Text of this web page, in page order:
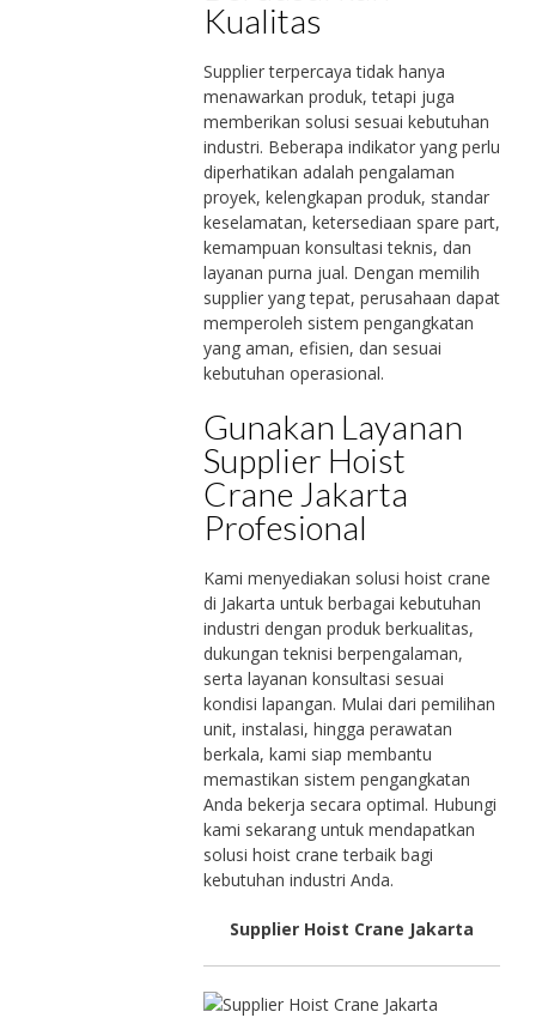
Kualitas
Supplier terpercaya tidak hanya
menawarkan produk, tetapi juga
memberikan solusi sesuai kebutuhan
industri. Beberapa indikator yang perlu
diperhatikan adalah pengalaman
proyek, kelengkapan produk, standar
keselamatan, ketersediaan spare part,
kemampuan konsultasi teknis, dan
layanan purna jual. Dengan memilih
supplier yang tepat, perusahaan dapat
memperoleh sistem pengangkatan
yang aman, efisien, dan sesuai
kebutuhan operasional.
Gunakan Layanan
Supplier Hoist
Crane Jakarta
Profesional
Kami menyediakan solusi hoist crane
di Jakarta untuk berbagai kebutuhan
industri dengan produk berkualitas,
dukungan teknisi berpengalaman,
serta layanan konsultasi sesuai
kondisi lapangan. Mulai dari pemilihan
unit, instalasi, hingga perawatan
berkala, kami siap membantu
memastikan sistem pengangkatan
Anda bekerja secara optimal. Hubungi
kami sekarang untuk mendapatkan
solusi hoist crane terbaik bagi
kebutuhan industri Anda.
Supplier Hoist Crane Jakarta